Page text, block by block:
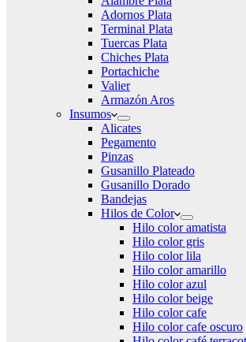
Adornos Plata
Terminal Plata
Tuercas Plata
Chiches Plata
Portachiche
Valier
Armazón Aros
Insumos
Alicates
Pegamento
Pinzas
Gusanillo Plateado
Gusanillo Dorado
Bandejas
Hilos de Color
Hilo color amatista
Hilo color gris
Hilo color lila
Hilo color amarillo
Hilo color azul
Hilo color beige
Hilo color cafe
Hilo color cafe oscuro